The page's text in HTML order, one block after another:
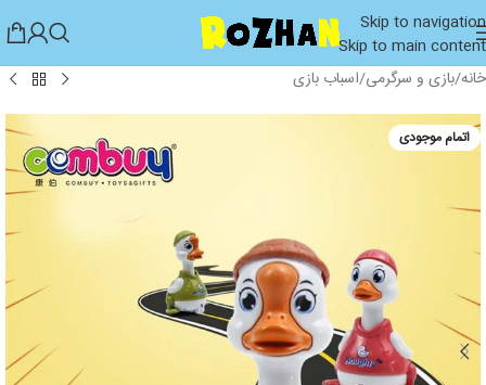
Skip to navigation
Skip to main content
خانه/بازی و سرگرمی/اسباب بازی
اتمام موجودی